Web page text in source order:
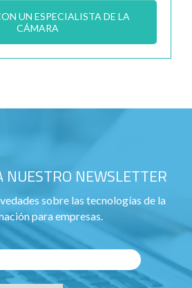
UN ESPECIALISTA DE LA
CÁMARA
NUESTRO NEWSLETTER
sobre las tecnologías de la
para empresas.